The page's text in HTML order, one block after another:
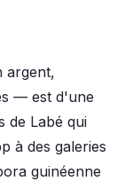
argent,
— est d'une
de Labé qui
à des galeries
guinéenne